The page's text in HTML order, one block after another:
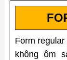
Form
không ôm